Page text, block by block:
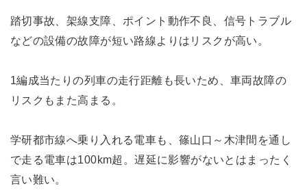
踏切事故、架線支障、ポイント動作不良、信号トラブル
などの設備の故障が短い路線よりはリスクが高い。
1編成当たりの列車の走行距離も長いため、車両故障の
リスクもまた高まる。
学研都市線へ乗り入れる電車も、篠山口～木津間を通し
で走る電車は100km超。遅延に影響がないとはまったく
言い難い。